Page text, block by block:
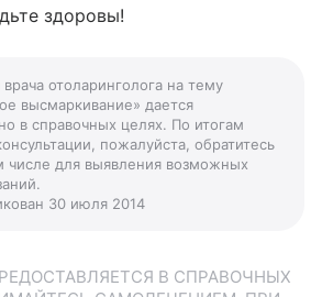
здоровы!
врача отоларинголога на тему
высмаркивание» дается
в справочных целях. По итогам
пожалуйста, обратитесь
числе для выявления возможных
30 июля 2014
В СПРАВОЧНЫХ